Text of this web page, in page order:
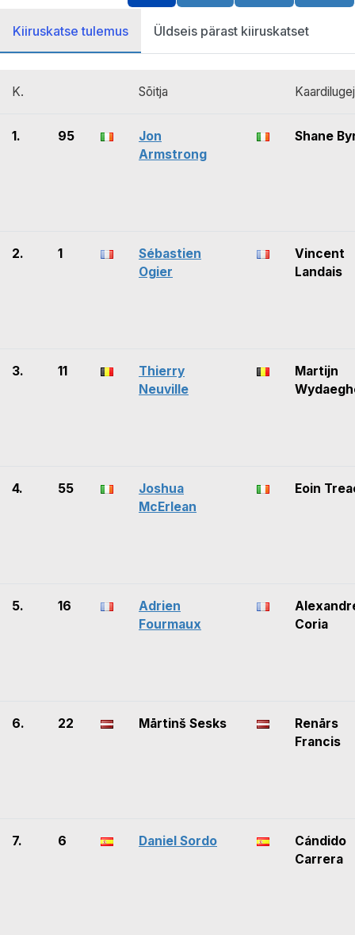
Kiiruskatse tulemus Üldseis pärast kiiruskatset
K. Sõitja
1. 95
Jon
Armstrong
Shane
2. 1
Sébastien
Ogier
Vincent
Landais
3. 11
Thierry
Neuville
Martijn
4. 55
Joshua
McErlean
Eoin
5. 16
Adrien
Fourmaux
Coria
6. 22 Mārtinš Sesks
Renārs
Francis
7. 6 Daniel Sordo
Cándido
Carrera